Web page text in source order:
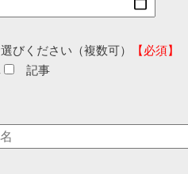
びください（複数可）
【必須】
記事